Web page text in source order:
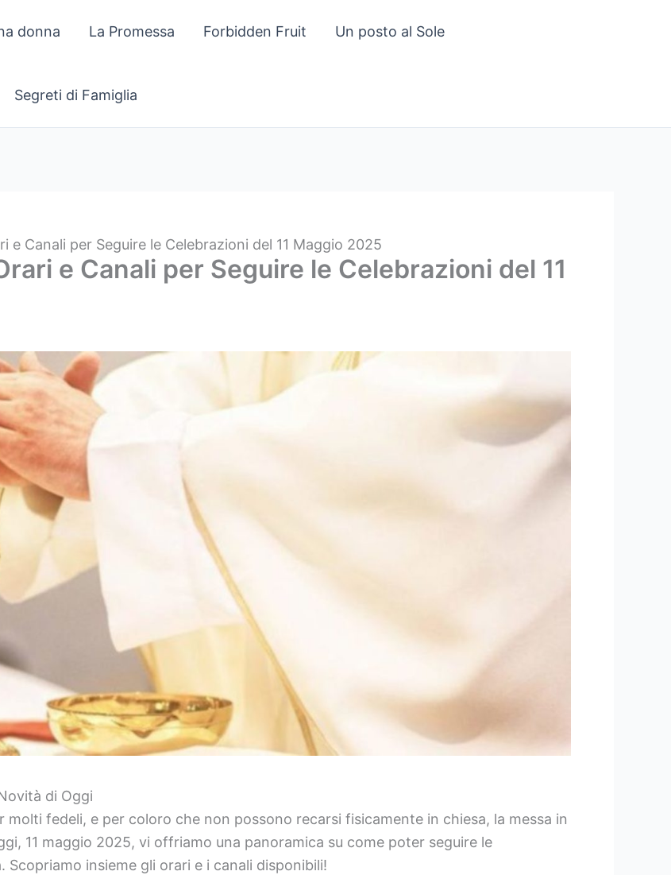
donna La Promessa Forbidden Fruit Un posto al Sole
Segreti di Famiglia
e Canali per Seguire le Celebrazioni del 11 Maggio 2025
e Canali per Seguire le Celebrazioni del 11
di Oggi
molti fedeli, e per coloro che non possono recarsi fisicamente in chiesa, la messa in
11 maggio 2025, vi offriamo una panoramica su come poter seguire le
insieme gli orari e i canali disponibili!